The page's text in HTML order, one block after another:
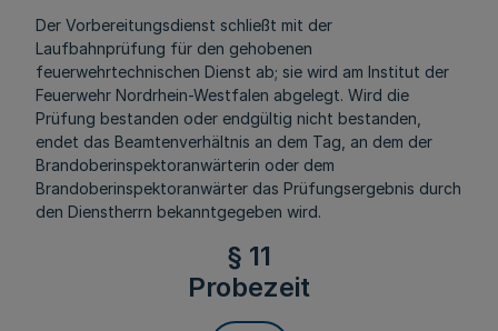
Der Vorbereitungsdienst schließt mit der
Laufbahnprüfung für den gehobenen
feuerwehrtechnischen Dienst ab; sie wird am Institut der
Feuerwehr Nordrhein-Westfalen abgelegt. Wird die
Prüfung bestanden oder endgültig nicht bestanden,
endet das Beamtenverhältnis an dem Tag, an dem der
Brandoberinspektoranwärterin oder dem
Brandoberinspektoranwärter das Prüfungsergebnis durch
den Dienstherrn bekanntgegeben wird.
§ 11
Probezeit